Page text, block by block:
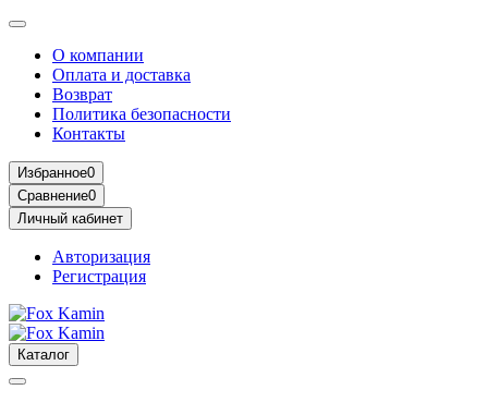
О компании
Оплата и доставка
Возврат
Политика безопасности
Контакты
Избранное0
Сравнение0
Личный кабинет
Авторизация
Регистрация
Каталог